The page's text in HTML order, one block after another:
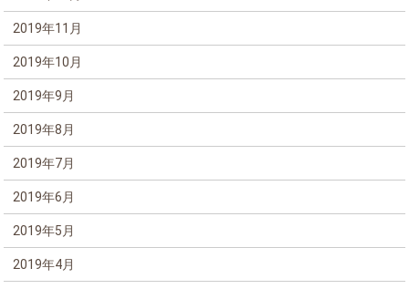
2019年11月
2019年10月
2019年9月
2019年8月
2019年7月
2019年6月
2019年5月
2019年4月